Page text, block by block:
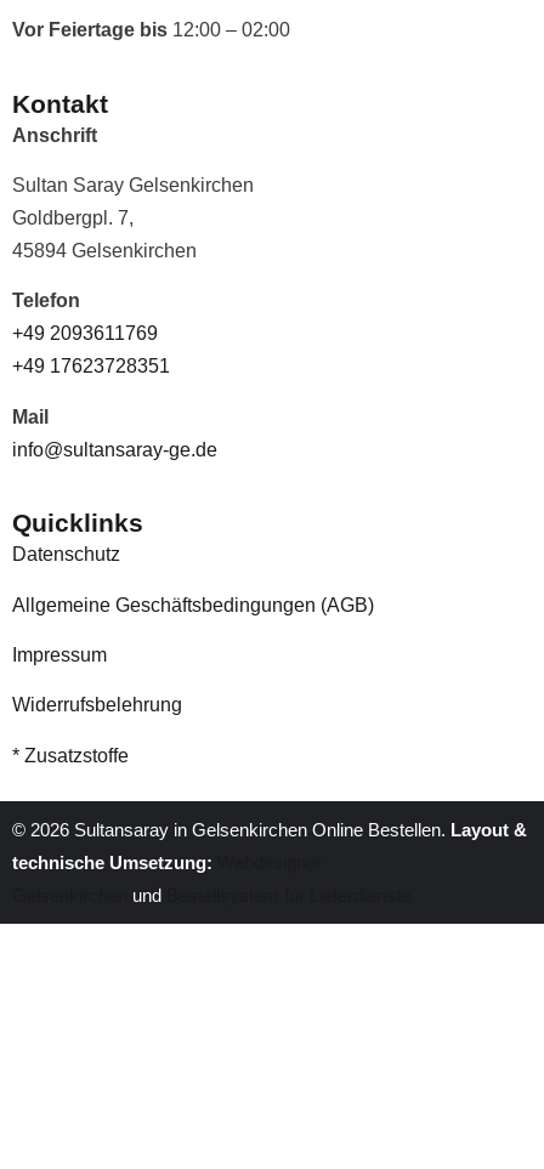
Vor Feiertage bis 12:00 – 02:00
Kontakt
Anschrift
Sultan Saray Gelsenkirchen
Goldbergpl. 7,
45894 Gelsenkirchen
Telefon
+49 2093611769
+49 17623728351
Mail
info@sultansaray-ge.de
Quicklinks
Datenschutz
Allgemeine Geschäftsbedingungen (AGB)
Impressum
Widerrufsbelehrung
* Zusatzstoffe
© 2026 Sultansaray in Gelsenkirchen Online Bestellen. Layout &
technische Umsetzung:
und